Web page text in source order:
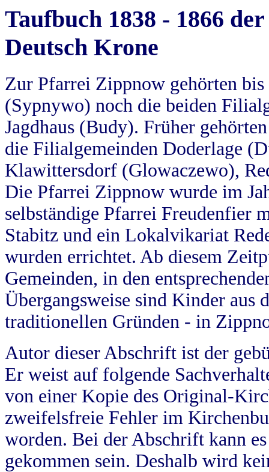
Taufbuch 1838 - 1866
Deutsch Krone
Zur Pfarrei Zippnow gehörten
(Sypnywo) noch die beiden
Jagdhaus (Budy). Früher
die Filialgemeinden Doderlage
Klawittersdorf (Glowaczewo),
Die Pfarrei Zippnow wurde im
selbständige Pfarrei Freudenfier
Stabitz und ein Lokalvikariat
wurden errichtet. Ab diesem
Gemeinden, in den
Übergangsweise sind Kinder aus
traditionellen Gründen - in
Autor dieser Abschrift ist der
Er weist auf folgende
von einer Kopie des Original-
zweifelsfreie Fehler im
worden. Bei der Abschrift kann
gekommen sein. Deshalb wird